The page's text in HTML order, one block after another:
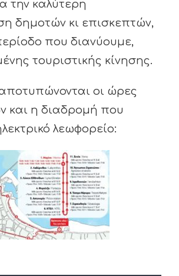
την καλύτερη
δημοτών κι επισκεπτών,
που διανύουμε,
τουριστικής κίνησης.
οι ώρες
και η διαδρομή που
λεωφορείο: